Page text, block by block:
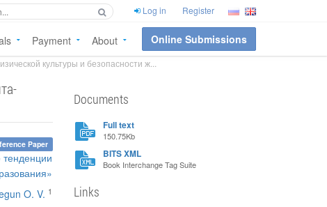
Log in Register
Payment About Online Submissions
культуры и безопасности ж...
Paper
O. V. 1
Documents
Full text
150.75Kb
BITS XML
Book Interchange Tag Suite
Links